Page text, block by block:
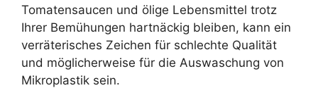
Tomatensaucen und ölige Lebensmittel trotz
Ihrer Bemühungen hartnäckig bleiben, kann ein
verräterisches Zeichen für schlechte Qualität
und möglicherweise für die Auswaschung von
Mikroplastik sein.